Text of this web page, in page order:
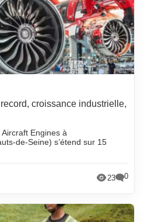
croissance industrielle,
Engines à
de-Seine) s’étend sur 15
23 0